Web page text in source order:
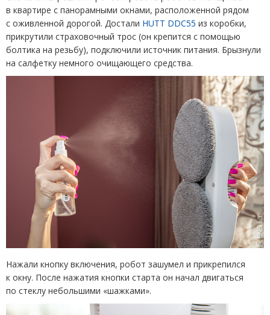
в квартире с панорамными окнами, расположенной рядом
с оживленной дорогой. Достали HUTT DDC55 из коробки,
прикрутили страховочный трос (он крепится с помощью
болтика на резьбу), подключили источник питания. Брызнули
на салфетку немного очищающего средства.
Нажали кнопку включения, робот зашумел и прикрепился
к окну. После нажатия кнопки старта он начал двигаться
по стеклу небольшими «шажками».